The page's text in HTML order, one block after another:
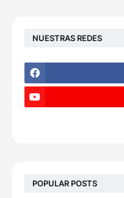
NUESTRAS REDES
POPULAR POSTS